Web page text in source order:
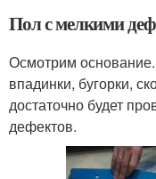
Пол с мелкими
Осмотрим
впадинки, бугорки,
достаточно будет
дефектов.